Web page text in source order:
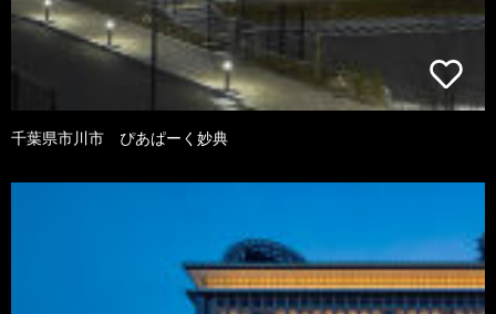
千葉県市川市 ぴあぱーく妙典